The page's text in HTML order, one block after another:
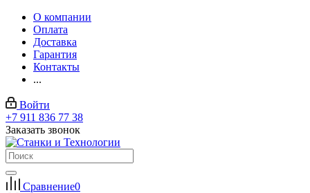
О компании
Оплата
Доставка
Гарантия
Контакты
...
Войти
+7 911 836 77 38
Заказать звонок
Сравнение0